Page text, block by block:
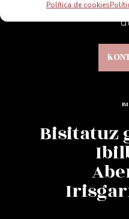
Política de cookies
paregabea
Bisitatuz